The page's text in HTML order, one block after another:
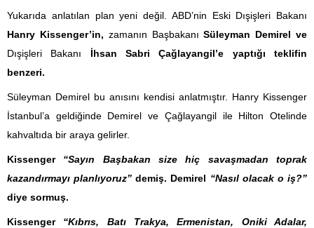
Yukarıda anlatılan plan yeni değil. ABD’nin Eski Dışişleri Bakanı
Hanry Kissenger’in, zamanın BaşbakanıSüleyman Demirel ve
Dışişleri Bakanı İhsan Sabri Çağlayangil’e yaptığı teklifin
benzeri.
Süleyman Demirel bu anısını kendisi anlatmıştır. Hanry Kissenger
İstanbul’a geldiğinde Demirel ve Çağlayangil ile Hilton Otelinde
kahvaltıda bir araya gelirler.
Kissenger “Sayın Başbakan size hiç savaşmadan toprak
kazandırmayı planlıyoruz”demiş. Demirel “Nasıl olacak o iş?”
diye sormuş.
Kissenger “Kıbrıs, Batı Trakya, Ermenistan, Oniki Adalar,